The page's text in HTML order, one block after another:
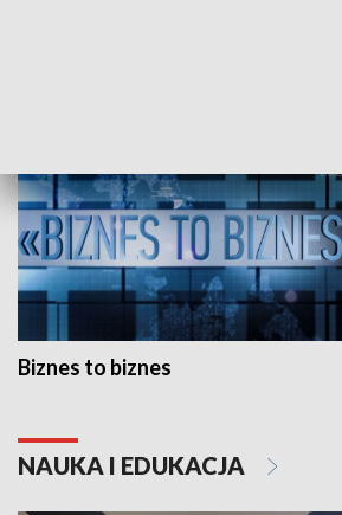
Biznes to biznes
NAUKA I EDUKACJA